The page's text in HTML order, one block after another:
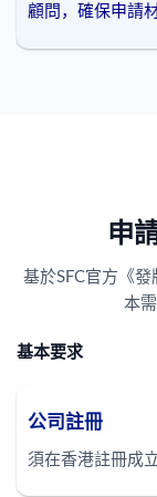
顧問，確保申請
申
基於SFC官方《
本
基本要求
公司註冊
須在香港註冊成